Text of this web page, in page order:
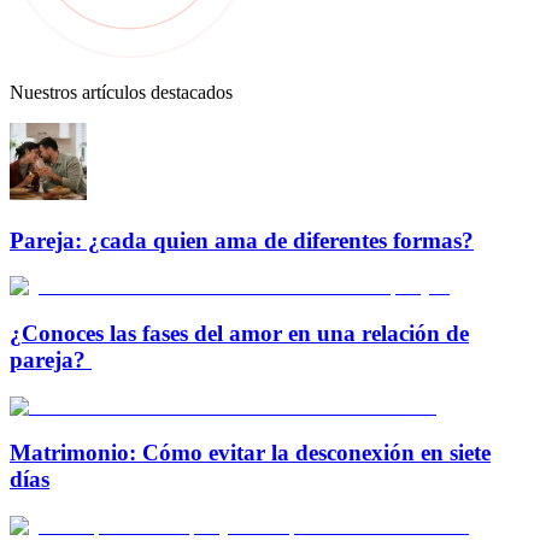
Nuestros artículos destacados
Pareja: ¿cada quien ama de diferentes formas?
¿Conoces las fases del amor en una relación de
pareja?
Matrimonio: Cómo evitar la desconexión en siete
días